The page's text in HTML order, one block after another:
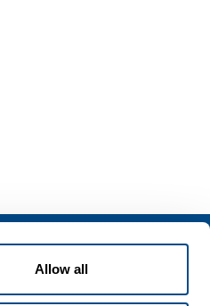
Allow all